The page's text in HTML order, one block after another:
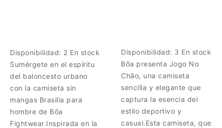
Disponibilidad: 2 En stock
Sumérgete en el espíritu
del baloncesto urbano
con la camiseta sin
mangas Brasilia para
hombre de Bōa
Fightwear.Inspirada en la
Disponibilidad: 3 En stock
Bõa presenta Jogo No
Chão, una camiseta
sencilla y elegante que
captura la esencia del
estilo deportivo y
casual.Esta camiseta, que